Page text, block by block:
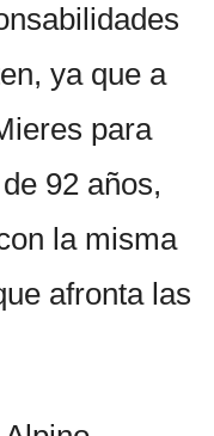
ya que a
para
92 años,
la misma
afronta las